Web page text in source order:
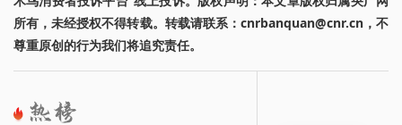
所有，未经授权不得转载。转载请联系：cnrbanquan@cnr.cn，不
尊重原创的行为我们将追究责任。